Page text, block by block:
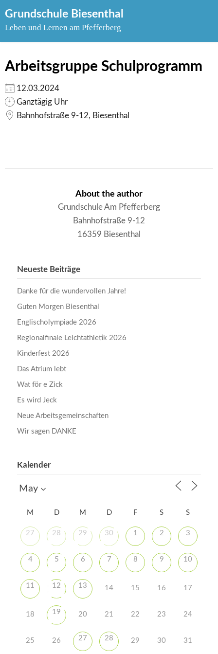
to
Grundschule Biesenthal
Leben und Lernen am Pfefferberg
Arbeitsgruppe Schulprogramm
12.03.2024
Ganztägig Uhr
Bahnhofstraße 9-12, Biesenthal
About the author
Grundschule Am Pfefferberg
Bahnhofstraße 9-12
16359 Biesenthal
Neueste Beiträge
Danke für die wundervollen Jahre!
Guten Morgen Biesenthal
Englischolympiade 2026
Regionalfinale Leichtathletik 2026
Kinderfest 2026
Das Atrium lebt
Wat för e Zick
Es wird Jeck
Neue Arbeitsgemeinschaften
Wir sagen DANKE
Kalender
M D M D F S S
27 28 29 30 1 2 3
4 5 6 7 8 9 10
11 12 13 14 15 16 17
18 19 20 21 22 23 24
25 26 27 28 29 30 31